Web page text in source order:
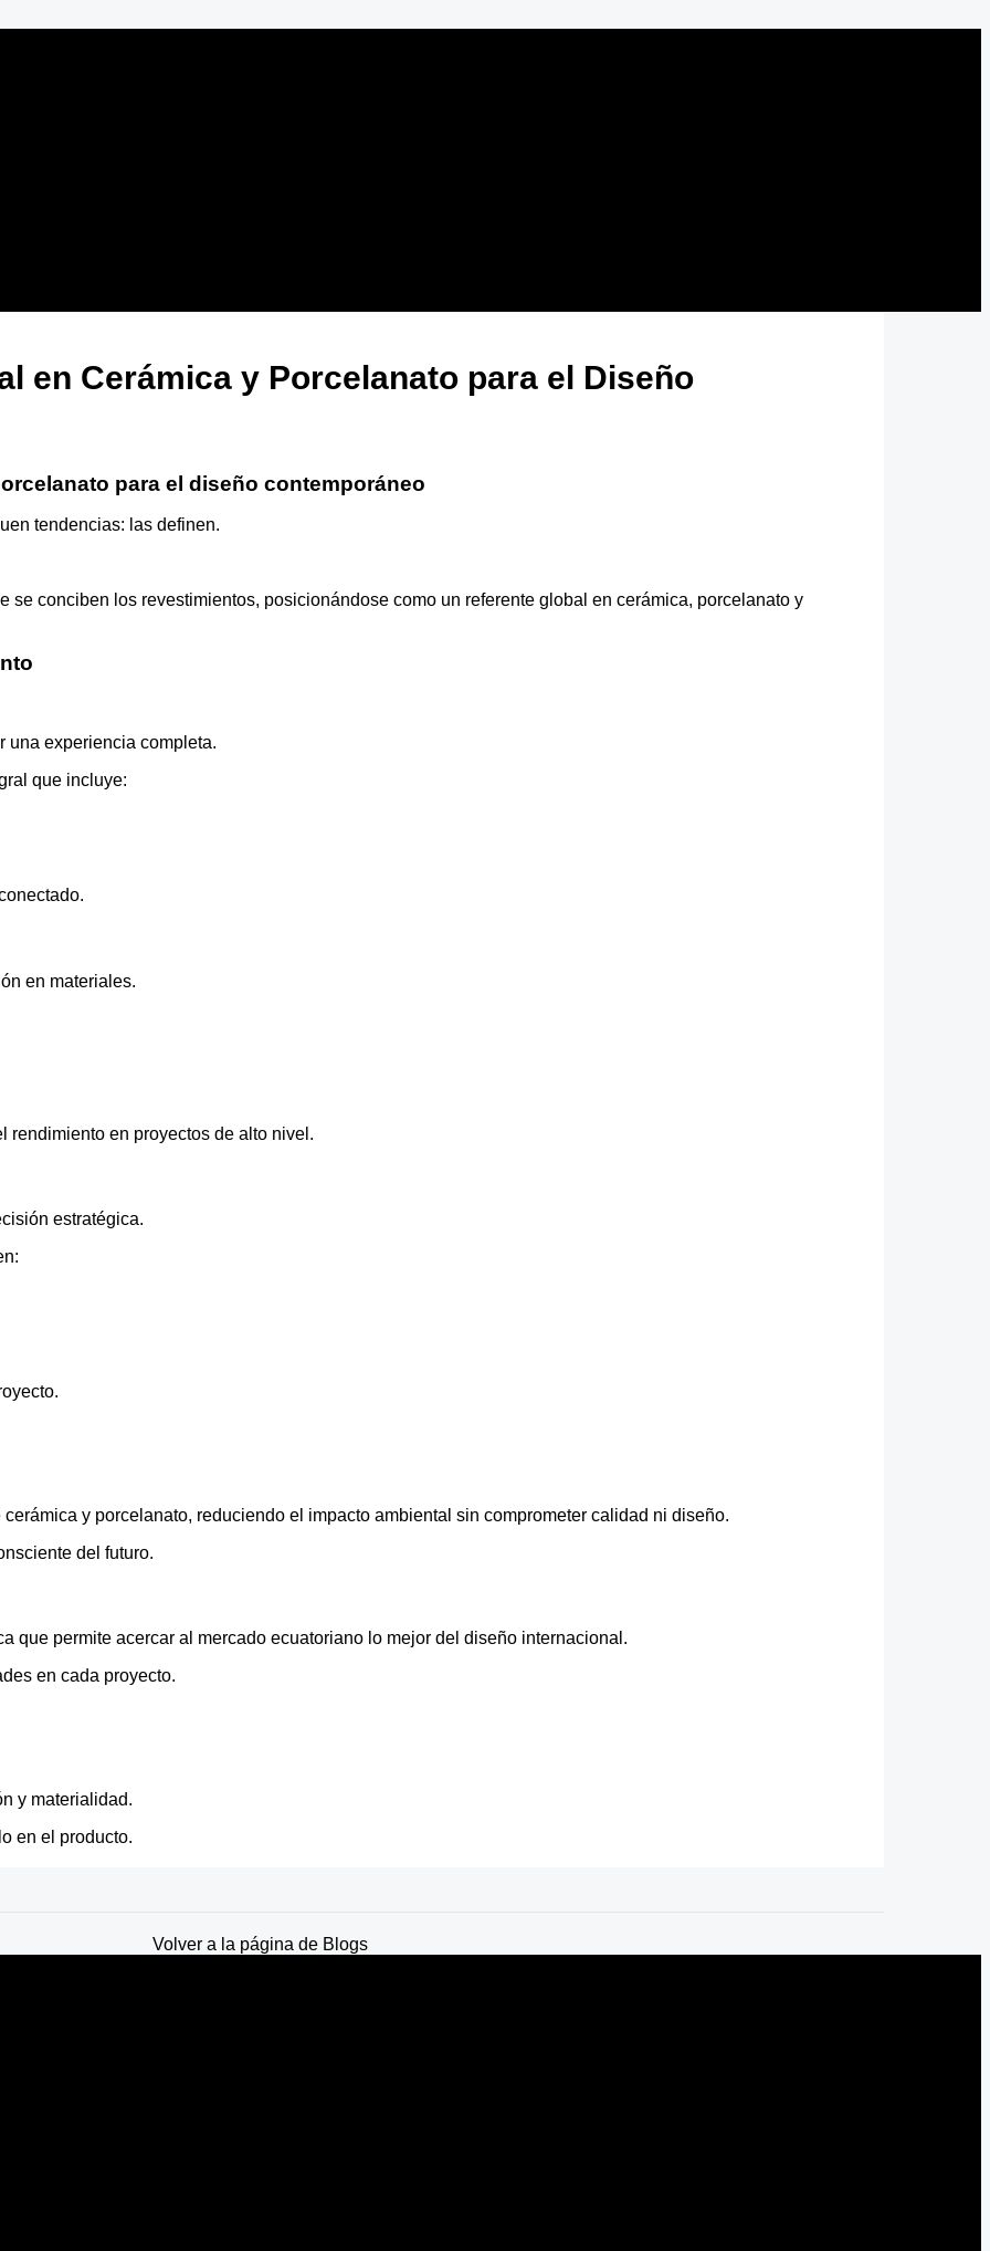
en Cerámica y Porcelanato para el Diseño
para el diseño contemporáneo
tendencias: las definen.
se conciben los revestimientos, posicionándose como un referente global en cerámica, porcelanato y
una experiencia completa.
que incluye:
en materiales.
rendimiento en proyectos de alto nivel.
estratégica.
y porcelanato, reduciendo el impacto ambiental sin comprometer calidad ni diseño.
del futuro.
que permite acercar al mercado ecuatoriano lo mejor del diseño internacional.
en cada proyecto.
y materialidad.
en el producto.
Volver a la página de Blogs